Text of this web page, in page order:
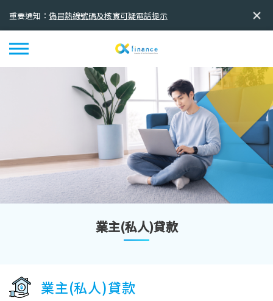
重要通知： 欺詐推廣活動
重要通知： 全新品牌標誌及標語正式啟用
業主(私人)貸款
業主(私人)貸款